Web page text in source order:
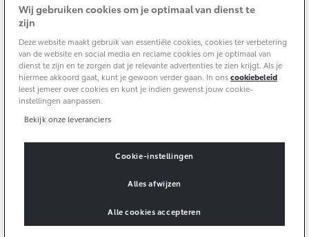
Vanaf € 37.995,- Vanaf € 49.995,-
BATTERIJ-ELEKTRISCH
BATTERIJ-ELEKTRISCH
Connected Services
MyToyota login
MyToyota App
Abonnementen
Multimedia
Connected check
Navigatie updates
Krachtig voorkomen met praktische
De Toyota Hilux heeft altijd een stoere, krachtige
borduren op het thema “Tough and Agile” oogt de
Hilux krachtiger en veelzijdiger dan ooit. Slankere
koplampen en een prominent klassiek TOYOTA-logo
Wij gebruiken cookies om je optimaal van dienst te
zijn
Deze website maakt gebruik van essentiële cookies, cookies ter verbetering
van de website en social media en reclame cookies om je optimaal van
dienst te zijn en te zorgen dat je relevante advertenties te zien krijgt. Als je
hiermee akkoord gaat, kunt je gewoon verder gaan. In onscookiebeleid
leest jemeer over cookies en kunt je indien gewenst jouw cookie-
instellingen aanpassen.
Bekijk onze leveranciers
Cookie-instellingen
Alles afwijzen
Alle cookies accepteren